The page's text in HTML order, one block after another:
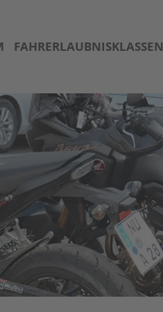
FAHRERLAUBNISKLASSEN